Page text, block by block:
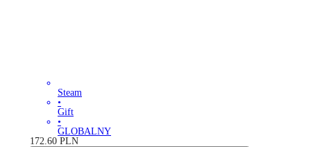
Steam
•
Gift
•
GLOBALNY
172.60 PLN